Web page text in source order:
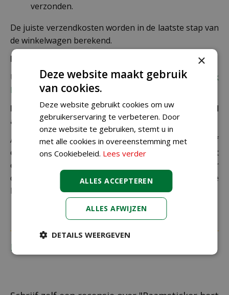
verzonden.
De juiste verzendkosten worden in de laatste stap van
de winkelwagen berekend.
Bezorgkosten overige landen:
Uiteraard verzenden wij ook buiten Nederland,
bekijk
hier de verzendkosten.
Let op: extra kosten bij niet ophalen of verkeerd
adres
Als je je pakket niet ophaalt bij een PostNL-punt of
een verkeerd afleveradres invult, zijn wij genoodzaakt
extra kosten in rekening te brengen. Controleer
daarom altijd goed je adresgegevens voordat je je
bestelling plaatst.
Recensies
×
Deze website maakt gebruik
van cookies.
Deze website gebruikt cookies om uw
gebruikerservaring te verbeteren. Door
onze website te gebruiken, stemt u in
met alle cookies in overeenstemming met
ons Cookiebeleid. Lees verder
ALLES ACCEPTEREN
ALLES AFWIJZEN
DETAILS WEERGEVEN